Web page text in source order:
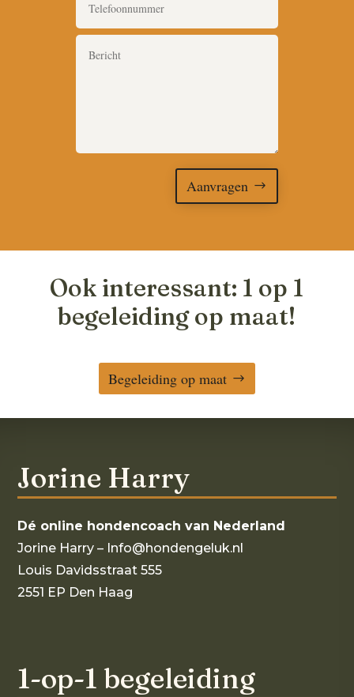
Aanvragen
Ook interessant: 1 op 1
begeleiding op maat!
Begeleiding op maat
Jorine Harry
Dé online hondencoach van Nederland
Jorine Harry – Info@hondengeluk.nl
Louis Davidsstraat 555
2551 EP Den Haag
1-op-1 begeleiding